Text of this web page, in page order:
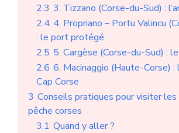
2.3 3. Tizzano (Corse-du-Sud) :
2.4 4. Propriano – Portu Valincu
: le port protégé
2.5 5. Cargèse (Corse-du-Sud) :
2.6 6. Macinaggio (Haute-Corse)
Cap Corse
3 Conseils pratiques pour visiter
pêche corses
3.1 Quand y aller ?